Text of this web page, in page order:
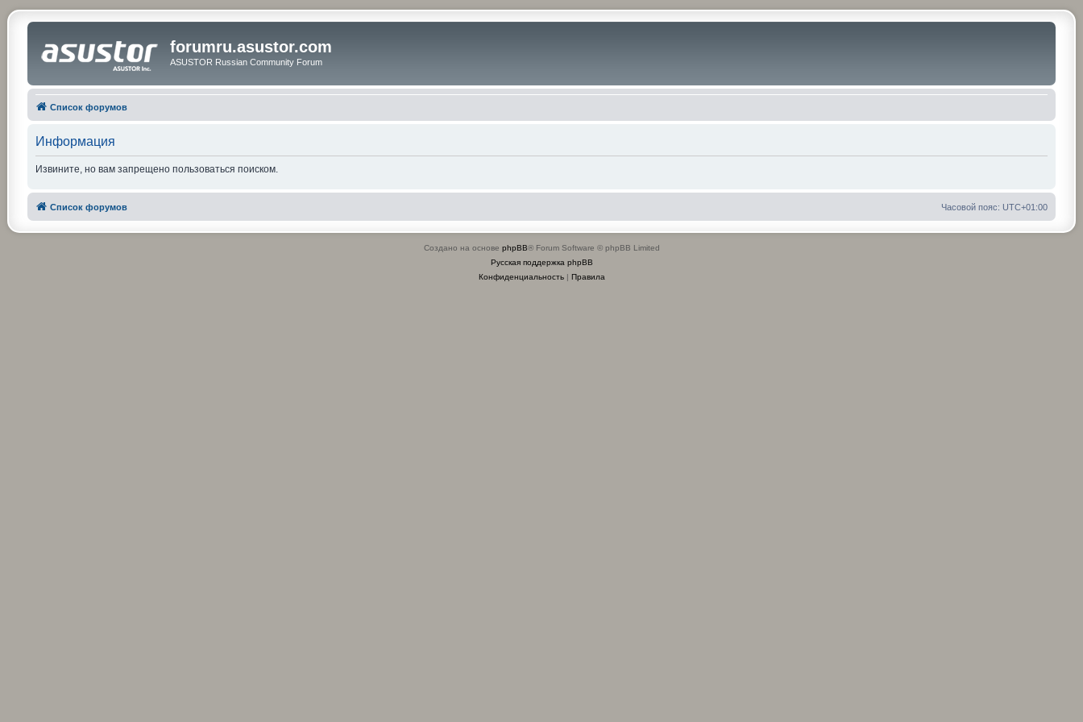
forumru.asustor.com
ASUSTOR Russian Community Forum
Список форумов
Информация
Извините, но вам запрещено пользоваться поиском.
Список форумов Часовой пояс: UTC+01:00
Создано на основе phpBB® Forum Software © phpBB Limited
Русская поддержка phpBB
Конфиденциальность| Правила